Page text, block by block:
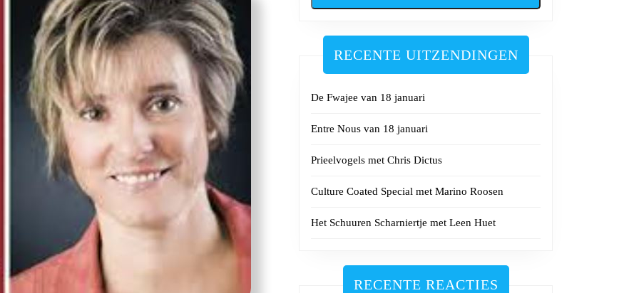
RECENTE UITZENDINGEN
De Fwajee van 18 januari
Entre Nous van 18 januari
Prieelvogels met Chris Dictus
Culture Coated Special met Marino Roosen
Het Schuuren Scharniertje met Leen Huet
RECENTE REACTIES